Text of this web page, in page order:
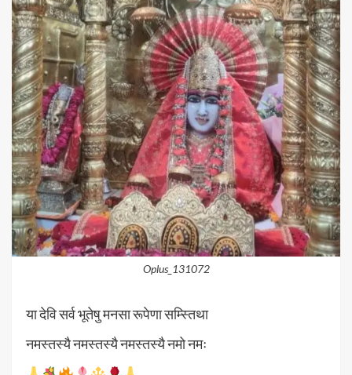
Oplus_131072
या देवि सर्व भूतेषु मनसा रूपेणा सम्स्तिथा
नमस्तस्यै नमस्तस्यै नमस्तस्यै नमो नमः